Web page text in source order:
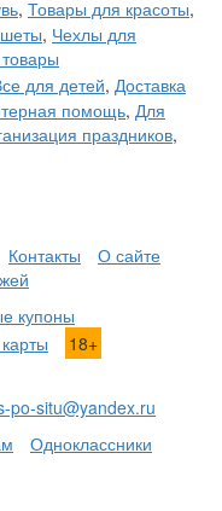
, Товары для красоты,
, Чехлы для
для детей, Доставка
помощь, Для
праздников,
Контакты
О сайте
купоны
18+
po-situ@yandex.ru
Одноклассники